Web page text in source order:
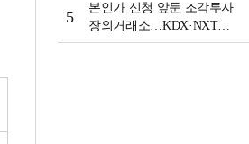
5
본인가 신청 앞둔 조각투자
장외거래소…KDX·NXT컨
소 막판 점검 ‘분주’